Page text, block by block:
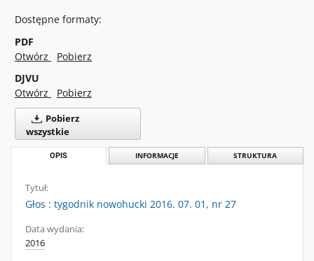
Dostępne formaty:
PDF
Otwórz
Pobierz
DJVU
Otwórz
Pobierz
Pobierz
wszystkie
OPIS INFORMACJE STRUKTURA
Tytuł:
Głos : tygodnik nowohucki 2016. 07. 01, nr 27
Data wydania:
2016